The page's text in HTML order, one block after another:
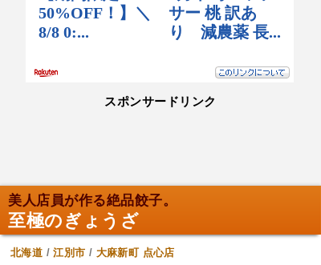
スポンサードリンク
美人店員が作る絶品餃子。
至極のぎょうざ
北海道 /江別市 / 大麻新町 点心店